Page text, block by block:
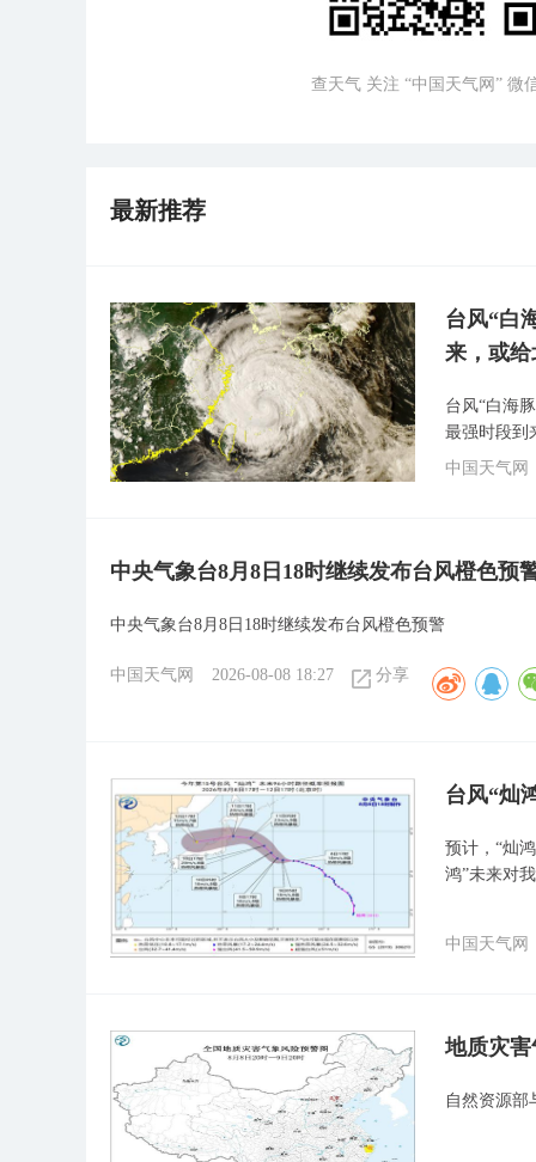
查天气 关注 “中国天气网” 微
最新推荐
台风“白
来，或
台风“白海
最强时段到
中国天气网
中央气象台8月8日18时继续发布台风橙色预
中央气象台8月8日18时继续发布台风橙色预警
中国天气网 2026-08-08 18:27 分享
台风“灿
预计，“灿
鸿”未来对
中国天气网
地质灾
自然资源部